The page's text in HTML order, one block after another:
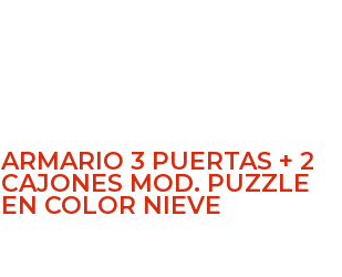
ARMARIO 3 PUERTAS + 2
CAJONES MOD. PUZZLE
EN COLOR NIEVE